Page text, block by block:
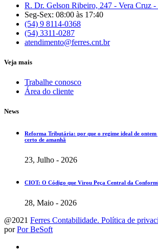
R. Dr. Gelson Ribeiro, 247 - Vera Cruz -
Seg-Sex: 08:00 às 17:40
(54) 9 8114-0368
(54) 3311-0287
atendimento@ferres.cnt.br
Veja mais
Trabalhe conosco
Área do cliente
News
Reforma Tributária: por que o regime ideal de ontem
certo de amanhã
23, Julho - 2026
CIOT: O Código que Virou Peça Central da
28, Maio - 2026
@2021 Ferres Contabilidade. Política de
porPor BeSoft